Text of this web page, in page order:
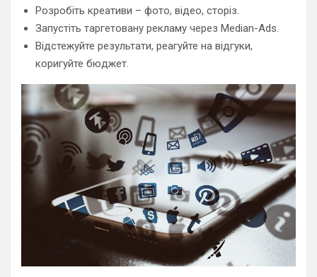
Розробіть креативи – фото, відео, сторіз.
Запустіть таргетовану рекламу через Median-Ads.
Відстежуйте результати, реагуйте на відгуки,
коригуйте бюджет.